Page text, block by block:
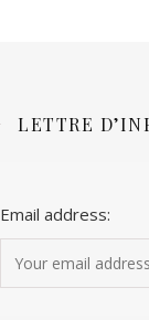
LETTRE
Email address: